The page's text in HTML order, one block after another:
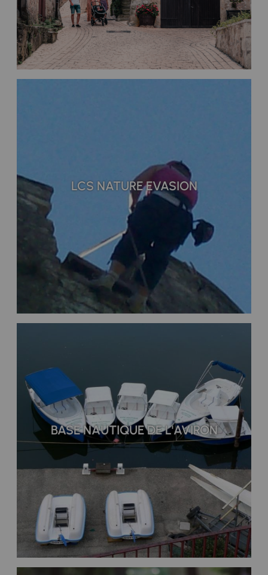
LCS NATURE EVASION
BASE NAUTIQUE DE L'AVIRON